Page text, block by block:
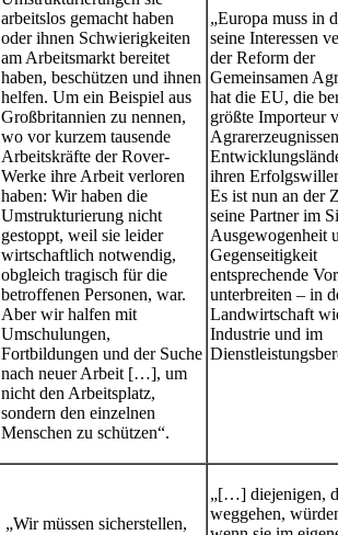
arbeitslos gemacht haben
oder ihnen Schwierigkeiten
am Arbeitsmarkt bereitet
haben, beschützen und ihnen
helfen. Um ein Beispiel aus
Großbritannien zu nennen,
wo vor kurzem tausende
Arbeitskräfte der Rover-
Werke ihre Arbeit verloren
haben: Wir haben die
Umstrukturierung nicht
gestoppt, weil sie leider
wirtschaftlich notwendig,
obgleich tragisch für die
betroffenen Personen, war.
Aber wir halfen mit
Umschulungen,
Fortbildungen und der Suche
nach neuer Arbeit […], um
nicht den Arbeitsplatz,
sondern den einzelnen
Menschen zu schützen“.
„Europa muss in
seine Interessen
der Reform der
Gemeinsamen
hat die EU, die
größte Importeur
ihren
Es ist nun an der
seine Partner im
Ausgewogenheit
Gegenseitigkeit
entsprechende
unterbreiten – in
Landwirtschaft
Industrie und im
„Wir müssen sicherstellen,
„[…] diejenigen,
weggehen,